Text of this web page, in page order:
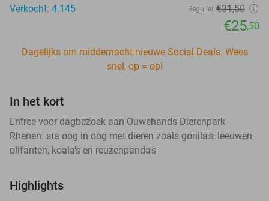
Verkocht: 4.145
Regulier €31,50
€25,50
Dagelijks om middernacht nieuwe Social Deals. Wees
snel, op = op!
In het kort
Entree voor dagbezoek aan Ouwehands Dierenpark
Rhenen: sta oog in oog met dieren zoals gorilla's, leeuwen,
olifanten, koala's en reuzenpanda's
Highlights